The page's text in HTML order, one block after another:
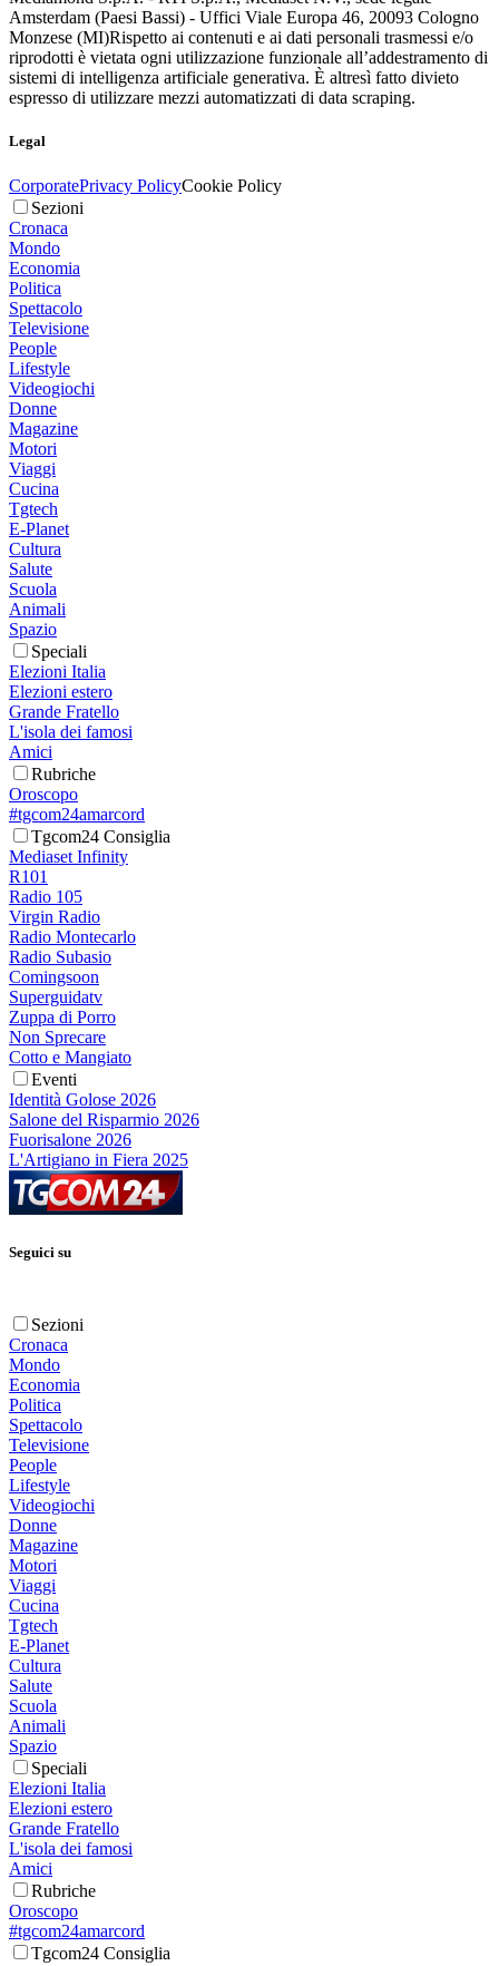
Amsterdam (Paesi Bassi) - Uffici Viale Europa 46, 20093 Cologno
Monzese (MI)Rispetto ai contenuti e ai dati personali trasmessi e/o
riprodotti è vietata ogni utilizzazione funzionale all’addestramento di
sistemi di intelligenza artificiale generativa. È altresì fatto divieto
espresso di utilizzare mezzi automatizzati di data scraping.
Legal
CorporatePrivacy PolicyCookie Policy
Sezioni
Cronaca
Mondo
Economia
Politica
Spettacolo
Televisione
People
Lifestyle
Videogiochi
Donne
Magazine
Motori
Viaggi
Cucina
Tgtech
E-Planet
Cultura
Salute
Scuola
Animali
Spazio
Speciali
Elezioni Italia
Elezioni estero
Grande Fratello
L'isola dei famosi
Amici
Rubriche
Oroscopo
#tgcom24amarcord
Tgcom24 Consiglia
Mediaset Infinity
R101
Radio 105
Virgin Radio
Radio Montecarlo
Radio Subasio
Comingsoon
Superguidatv
Zuppa di Porro
Non Sprecare
Cotto e Mangiato
Eventi
Identità Golose 2026
Salone del Risparmio 2026
Fuorisalone 2026
L'Artigiano in Fiera 2025
Seguici su
Sezioni
Cronaca
Mondo
Economia
Politica
Spettacolo
Televisione
People
Lifestyle
Videogiochi
Donne
Magazine
Motori
Viaggi
Cucina
Tgtech
E-Planet
Cultura
Salute
Scuola
Animali
Spazio
Speciali
Elezioni Italia
Elezioni estero
Grande Fratello
L'isola dei famosi
Amici
Rubriche
Oroscopo
#tgcom24amarcord
Tgcom24 Consiglia